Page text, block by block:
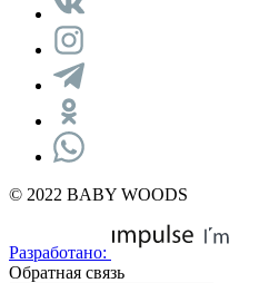
© 2022 BABY WOODS
Разработано:
Обратная связь